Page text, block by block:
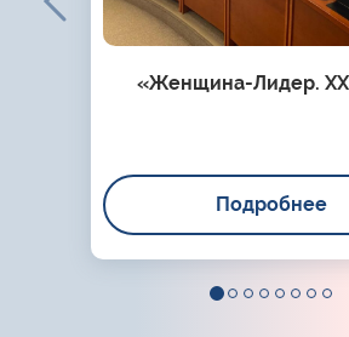
«Женщина-Лидер.
Подробнее